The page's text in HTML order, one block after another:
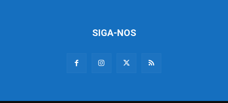
SIGA-NOS